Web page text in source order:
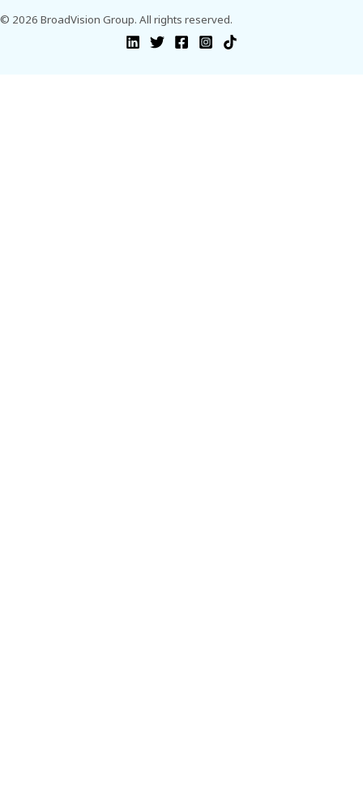
© 2026 BroadVision Group. All rights reserved.